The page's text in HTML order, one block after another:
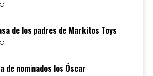
de los padres de Markitos Toys
de nominados los Óscar